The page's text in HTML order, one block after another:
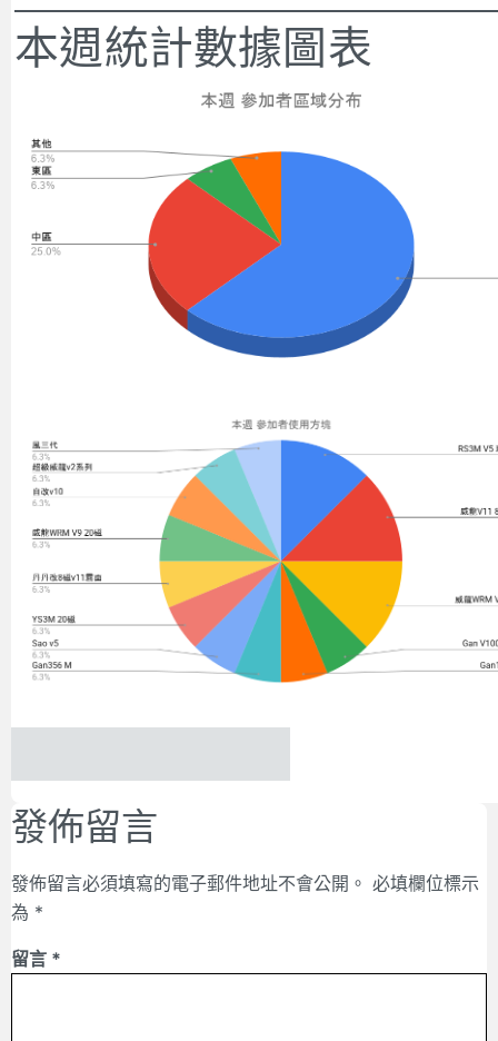
本週統計數據圖表
發佈留言
發佈留言必須填寫的電子郵件地址不會公開。 必填欄位標示
為 *
留言 *